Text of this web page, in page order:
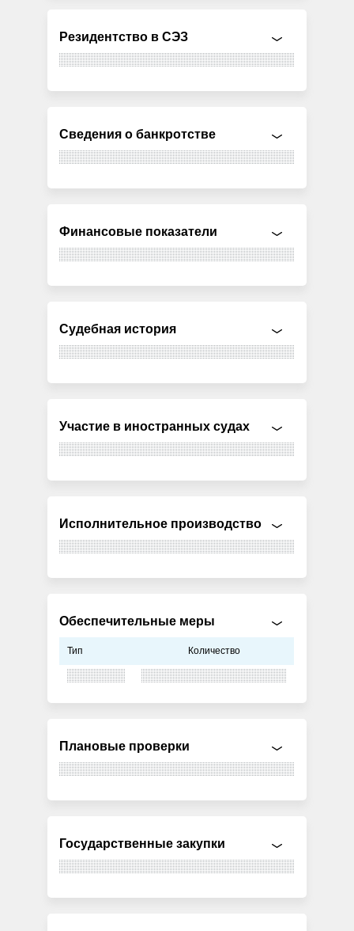
Резидентство в СЭЗ
Сведения о банкротстве
Финансовые показатели
Судебная история
Участие в иностранных судах
Исполнительное производство
Обеспечительные меры
Тип Количество
Плановые проверки
Государственные закупки